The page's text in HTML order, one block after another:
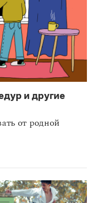
и другие
от родной